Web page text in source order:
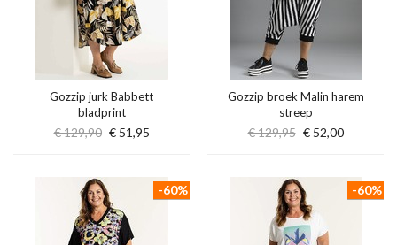
Gozzip jurk Babbett
bladprint
€ 129,90 € 51,95
Gozzip broek Malin harem
streep
€ 129,95 € 52,00
-60% -60%